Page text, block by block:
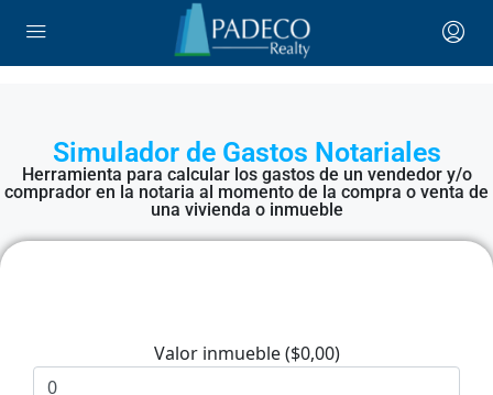
Simulador de Gastos Notariales
Herramienta para calcular los gastos de un vendedor y/o
comprador en la notaria al momento de la compra o venta de
una vivienda o inmueble